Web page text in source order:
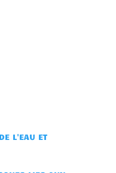
L'EAU ET